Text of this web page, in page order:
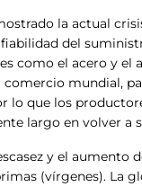
la actual
del
como el acero y el
mundial,
lo que los
largo en volver a
y el aumento
(vírgenes). La